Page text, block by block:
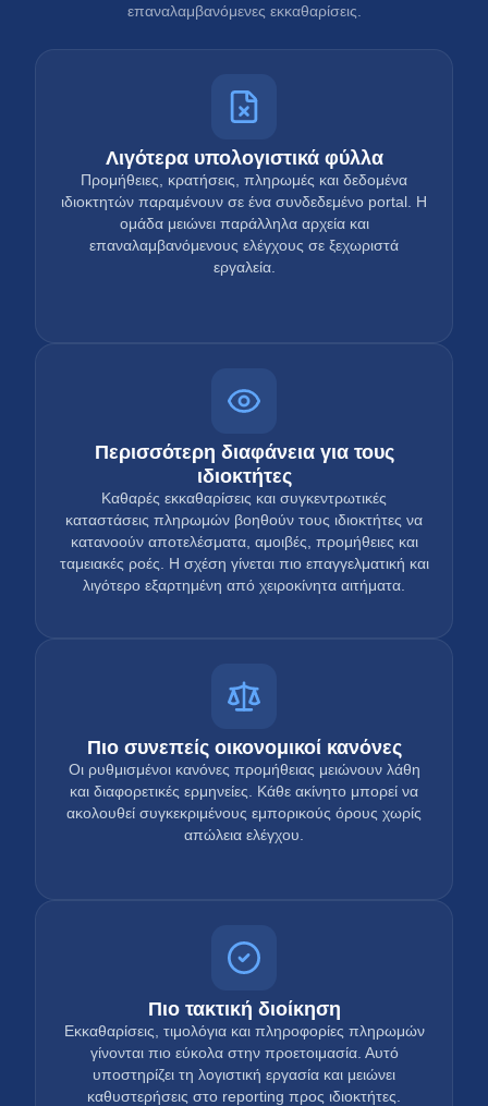
επαναλαμβανόμενες εκκαθαρίσεις.
Λιγότερα υπολογιστικά φύλλα
Προμήθειες, κρατήσεις, πληρωμές και δεδομένα
ιδιοκτητών παραμένουν σε ένα συνδεδεμένο portal. Η
ομάδα μειώνει παράλληλα αρχεία και
επαναλαμβανόμενους ελέγχους σε ξεχωριστά
εργαλεία.
Περισσότερη διαφάνεια για τους
ιδιοκτήτες
Καθαρές εκκαθαρίσεις και συγκεντρωτικές
καταστάσεις πληρωμών βοηθούν τους ιδιοκτήτες να
κατανοούν αποτελέσματα, αμοιβές, προμήθειες και
ταμειακές ροές. Η σχέση γίνεται πιο επαγγελματική και
λιγότερο εξαρτημένη από χειροκίνητα αιτήματα.
Πιο συνεπείς οικονομικοί κανόνες
Οι ρυθμισμένοι κανόνες προμήθειας μειώνουν λάθη
και διαφορετικές ερμηνείες. Κάθε ακίνητο μπορεί να
ακολουθεί συγκεκριμένους εμπορικούς όρους χωρίς
απώλεια ελέγχου.
Πιο τακτική διοίκηση
Εκκαθαρίσεις, τιμολόγια και πληροφορίες πληρωμών
γίνονται πιο εύκολα στην προετοιμασία. Αυτό
υποστηρίζει τη λογιστική εργασία και μειώνει
καθυστερήσεις στο reporting προς ιδιοκτήτες.